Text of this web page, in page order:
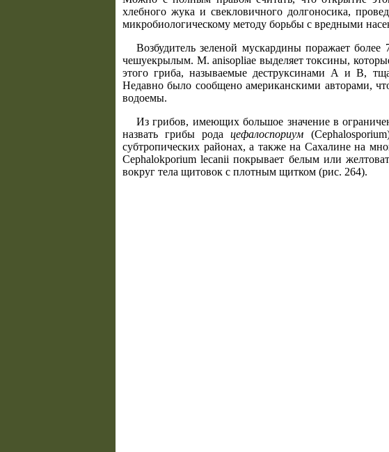
хлебного жука и свекловичного долгоносика,
микробиологическому методу борьбы с вредными
Возбудитель зеленой мускардины поражает
чешуекрылым. М. anisopliae выделяет токсины,
этого гриба, называемые деструксинами А и В,
Недавно было сообщено американскими авторами,
водоемы.
Из грибов, имеющих большое значение в
назвать грибы родацефалоспориум
субтропических районах, а также на Сахалине на
Cephalokporium lecanii покрывает белым или
вокруг тела щитовок с плотным щитком (рис. 264).